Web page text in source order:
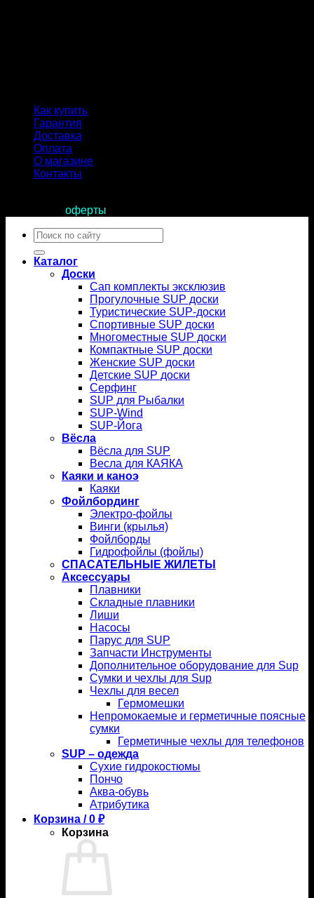
Как купить
Гарантия
Доставка
Оплата
О магазине
Контакты
оферты
Искать:
Каталог
Доски
Сап комплекты эксклюзив
Прогулочные SUP доски
Туристические SUP-доски
Спортивные SUP доски
Многоместные SUP доски
Компактные SUP доски
Женские SUP доски
Детские SUP доски
Серфинг
SUP для Рыбалки
SUP-Wind
SUP-Йога
Вёсла
Вёсла для SUP
Весла для КАЯКА
Каяки и каноэ
Каяки
Фойлбординг
Электро-фойлы
Винги (крылья)
Фойлборды
Гидрофойлы (фойлы)
СПАСАТЕЛЬНЫЕ ЖИЛЕТЫ
Аксессуары
Плавники
Складные плавники
Лиши
Насосы
Парус для SUP
Запчасти Инструменты
Дополнительное оборудование для Sup
Сумки и чехлы для Sup
Чехлы для весел
Гермомешки
Непромокаемые и герметичные поясные
сумки
Герметичные чехлы для телефонов
SUP – одежда
Сухие гидрокостюмы
Пончо
Аква-обувь
Атрибутика
Корзина /0 ₽
Корзина